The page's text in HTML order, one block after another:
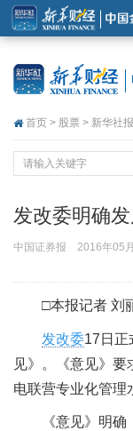
首页 > 股票 > 新华社
发改委明确
中国证券报 2016年05
□本报记者 刘
发改委17日正
见》。《意见》
电联营专业化管理
《意见》明